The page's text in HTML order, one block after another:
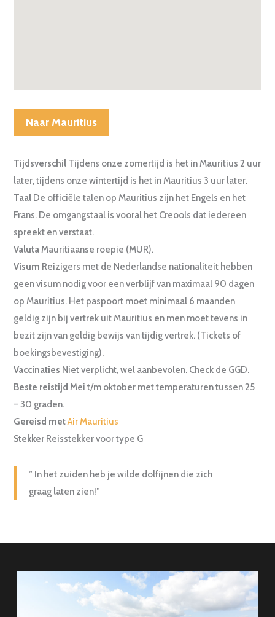
Naar Mauritius
Tijdsverschil Tijdens onze zomertijd is het in Mauritius 2 uur
later, tijdens onze wintertijd is het in Mauritius 3 uur later.
Taal De officiële talen op Mauritius zijn het Engels en het
Frans. De omgangstaal is vooral het Creools dat iedereen
spreekt en verstaat.
Valuta Mauritiaanse roepie (MUR).
Visum Reizigers met de Nederlandse nationaliteit hebben
geen visum nodig voor een verblijf van maximaal 90 dagen
op Mauritius. Het paspoort moet minimaal 6 maanden
geldig zijn bij vertrek uit Mauritius en men moet tevens in
bezit zijn van geldig bewijs van tijdig vertrek. (Tickets of
boekingsbevestiging).
Vaccinaties Niet verplicht, wel aanbevolen. Check de GGD.
Beste reistijd Mei t/m oktober met temperaturen tussen 25
– 30 graden.
Gereisd metAir Mauritius
Stekker Reisstekker voor type G
” In het zuiden heb je wilde dolfijnen die zich
graag laten zien!”